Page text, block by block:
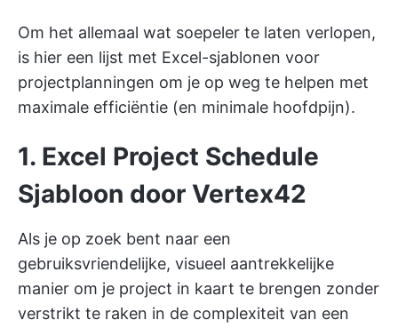
Om het allemaal wat soepeler te laten verlopen,
is hier een lijst met Excel-sjablonen voor
projectplanningen om je op weg te helpen met
maximale efficiëntie (en minimale hoofdpijn).
1. Excel Project Schedule
Sjabloon door Vertex42
Als je op zoek bent naar een
gebruiksvriendelijke, visueel aantrekkelijke
manier om je project in kaart te brengen zonder
verstrikt te raken in de complexiteit van een